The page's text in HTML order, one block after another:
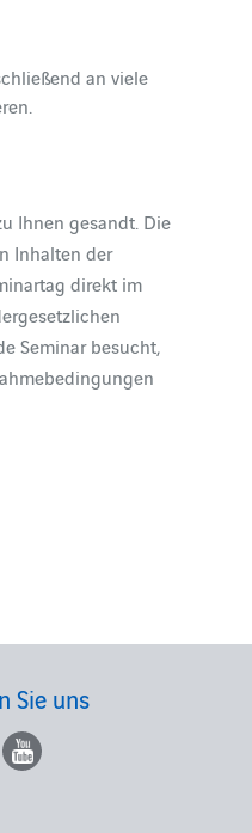
an viele
Ihnen gesandt. Die
Inhalten der
direkt im
Seminar besucht,
Sie uns